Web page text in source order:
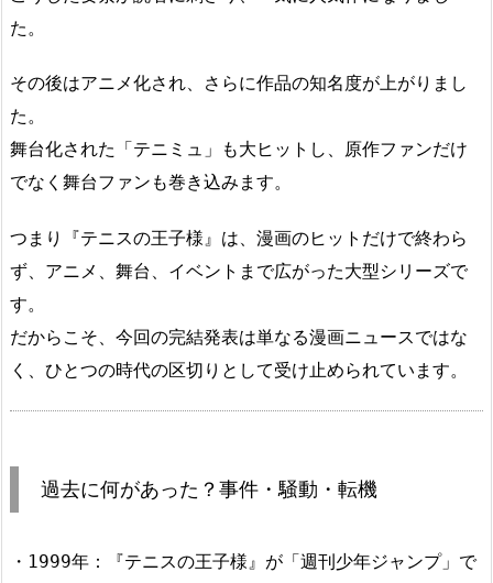
た。
その後はアニメ化され、さらに作品の知名度が上がりまし
た。
舞台化された「テニミュ」も大ヒットし、原作ファンだけ
でなく舞台ファンも巻き込みます。
つまり『テニスの王子様』は、漫画のヒットだけで終わら
ず、アニメ、舞台、イベントまで広がった大型シリーズで
す。
だからこそ、今回の完結発表は単なる漫画ニュースではな
く、ひとつの時代の区切りとして受け止められています。
過去に何があった？事件・騒動・転機
・1999年：『テニスの王子様』が「週刊少年ジャンプ」で